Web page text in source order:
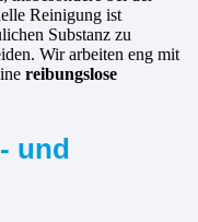
Reinigung ist
Substanz zu
Wir arbeiten eng mit
reibungslose
und